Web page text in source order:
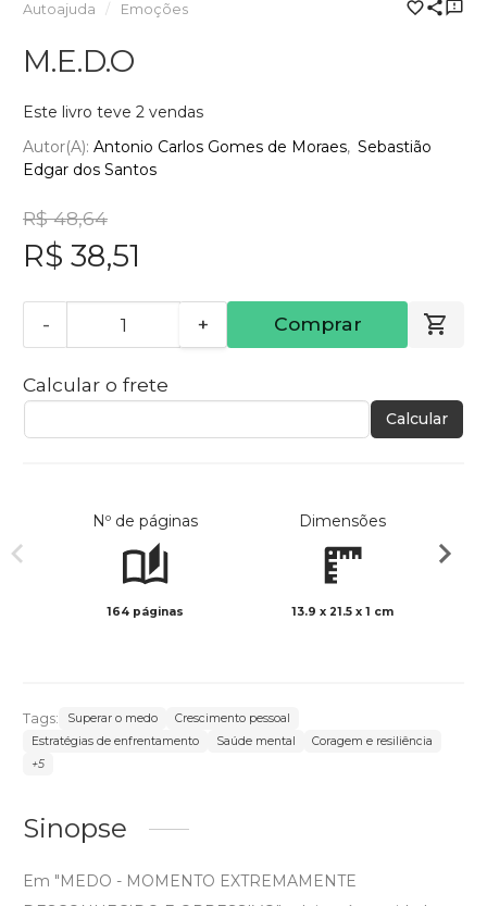
Autoajuda Emoções
M.E.D.O
Este livro teve 2 vendas
Autor(a): Antonio Carlos Gomes de Moraes Sebastião
Edgar dos Santos
R$ 48,64
R$ 38,51
- + Comprar
Calcular o frete
Calcular
Nº de páginas
164 páginas
Dimensões
13.9 x 21.5 x 1 cm
Tags: Superar o medo
Crescimento pessoal
Estratégias de enfrentamento
Saúde mental
Coragem e resiliência
+5
Sinopse
Em "MEDO - MOMENTO EXTREMAMENTE